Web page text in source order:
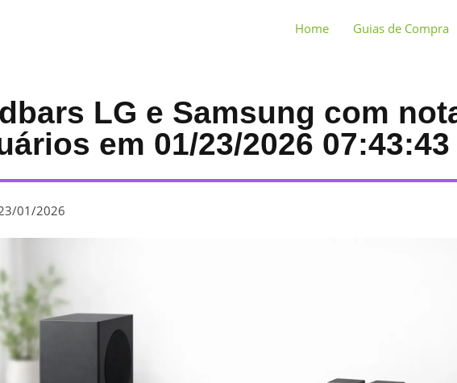
Home Guias de Compra
LG e Samsung com
em 01/23/2026 07:43:43
01/2026